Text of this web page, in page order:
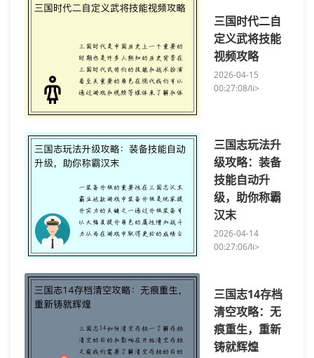
三国时代二自
定义武将技能
视频攻略
2026-04-15
00:27:08/li>
三国志玩法升
级攻略：装备
技能自动升
级，助你称霸
汉末
2026-04-14
00:27:06/li>
三国志14存档
清空攻略：无
痕重生，重新
铸就辉煌